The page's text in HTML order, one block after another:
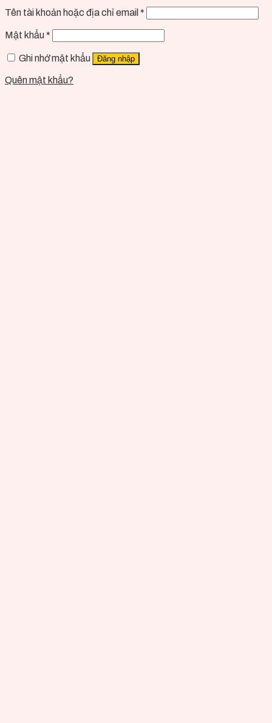
Tên tài khoản hoặc địa chỉ email *
Mật khẩu *
Ghi nhớ mật khẩu Đăng nhập
Quên mật khẩu?